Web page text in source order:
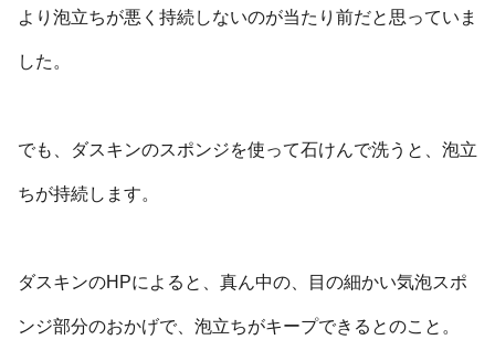
より泡立ちが悪く持続しないのが当たり前だと思っていま
した。
でも、ダスキンのスポンジを使って石けんで洗うと、泡立
ちが持続します。
ダスキンのHPによると、真ん中の、目の細かい気泡スポ
ンジ部分のおかげで、泡立ちがキープできるとのこと。